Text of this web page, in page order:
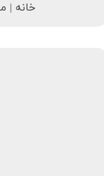
خانه |